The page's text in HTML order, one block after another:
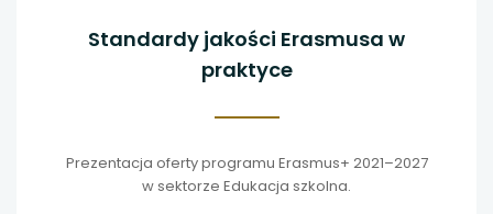
Standardy jakości Erasmusa w
praktyce
Prezentacja oferty programu Erasmus+ 2021–2027
w sektorze Edukacja szkolna.